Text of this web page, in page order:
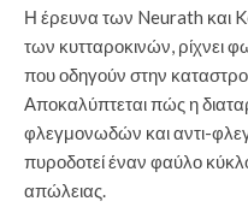
Η έρευνα των Neurath και
των κυτταροκινών, ρίχνει
που οδηγούν στην
Αποκαλύπτεται πώς η
φλεγμονωδών και αντι-
πυροδοτεί έναν φαύλο
απώλειας.